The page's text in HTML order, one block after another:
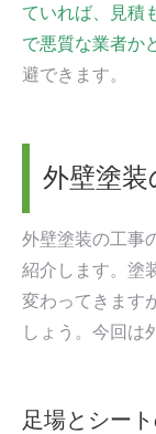
ていれば、見積
で悪質な業者か
避できます。
外壁塗装
外壁塗装の工事
紹介します。塗
変わってきます
しょう。今回は
足場とシート